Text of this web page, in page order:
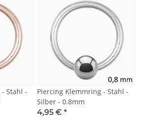
Stahl -
Piercing Klemmring - Stahl -
Silber - 0.8mm
4,95 € *